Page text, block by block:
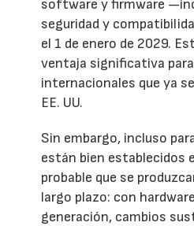
software y firmware
seguridad y
el 1 de enero de 2029.
ventaja significativa
internacionales que ya
EE. UU.
Sin embargo, incluso
están bien establecidos
probable que se
largo plazo: con
generación, cambios